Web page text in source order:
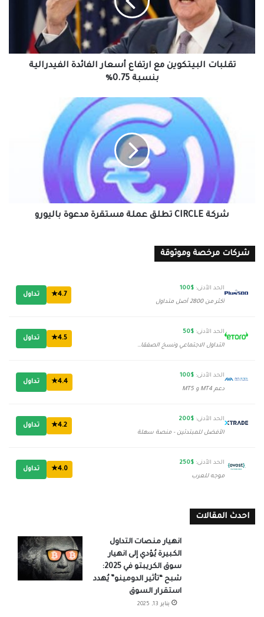
الفيدرالية
تقلبات البيتكوين مع ارتفاع أسعار الفائدة الفيدرالية
بنسبة 0.75٪
مستقرة
شركة CIRCLE تطلق عملة مستقرة مدعوة باليورو
شركات مرخصة وموثوقة
الحد الأدنى: $100
أكثر من 2800 أصل متداول
4.7★ تداول
الحد الأدنى: $50
التداول الاجتماعي ونسخ الصفقات
4.5★ تداول
الحد الأدنى: $100
دعم MT4 و MT5
4.4★ تداول
الحد الأدنى: $200
الأفضل للمبتدئين - منصة سهلة
4.2★ تداول
الحد الأدنى: $250
موجه للعرب
4.0★ تداول
احدث المقالات
انهيار منصات التداول
الكبيرة يُؤدي إلى انهيار
سوق الكريبتو في 2025:
شبح “تأثير الدومينو” يُهدد
استقرار السوق
يناير 13, 2025